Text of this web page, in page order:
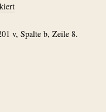
v, Spalte b, Zeile 8.